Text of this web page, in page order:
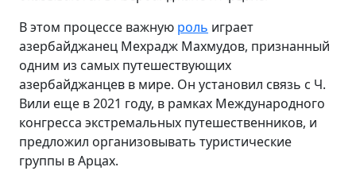
В этом процессе важную роль играет
азербайджанец Мехрадж Махмудов, признанный
одним из самых путешествующих
азербайджанцев в мире. Он установил связь с Ч.
Вили еще в 2021 году, в рамках Международного
конгресса экстремальных путешественников, и
предложил организовывать туристические
группы в Арцах.